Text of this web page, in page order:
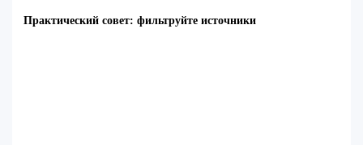
Практический совет: фильтруйте источники